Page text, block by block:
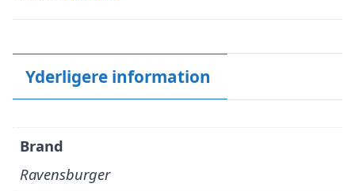
Yderligere information
Brand
Ravensburger